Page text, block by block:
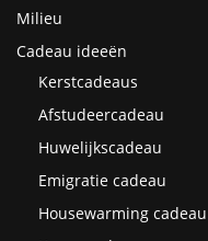
Milieu
Cadeau ideeën
Kerstcadeaus
Afstudeercadeau
Huwelijkscadeau
Emigratie cadeau
Housewarming cadeau